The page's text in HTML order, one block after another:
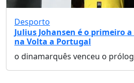
Desporto
Julius Johansen é o primeiro
na Volta a Portugal
o dinamarquês venceu o